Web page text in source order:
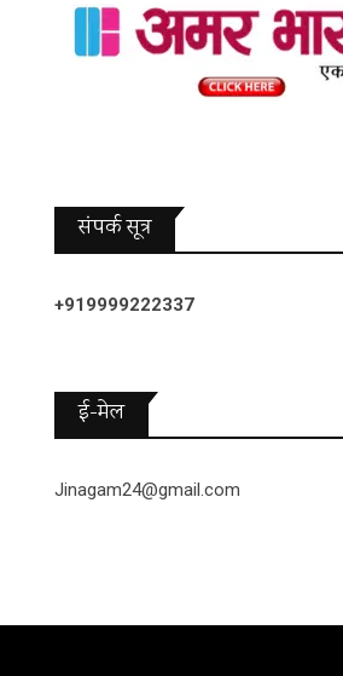
संपर्क सूत्र
+919999222337
ई-मेल
Jinagam24@gmail.com